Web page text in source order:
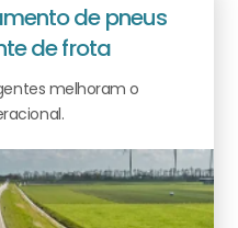
de pneus
de frota
melhoram o